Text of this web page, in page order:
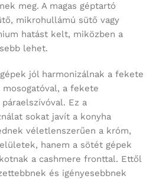
meg. A magas géptartó
mikrohullámú sütő vagy
hatást kelt, miközben a
lehet.
jól harmonizálnak a fekete
a fekete
Ez a
sokat javít a konyha
véletlenszerűen a króm,
hanem a sötét gépek
a cashmere fronttal. Ettől
és igényesebbnek